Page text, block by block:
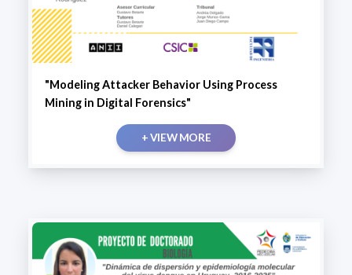
"Modeling Attacker Behavior Using Process
Mining in Digital Forensics"
+ VIEW MORE